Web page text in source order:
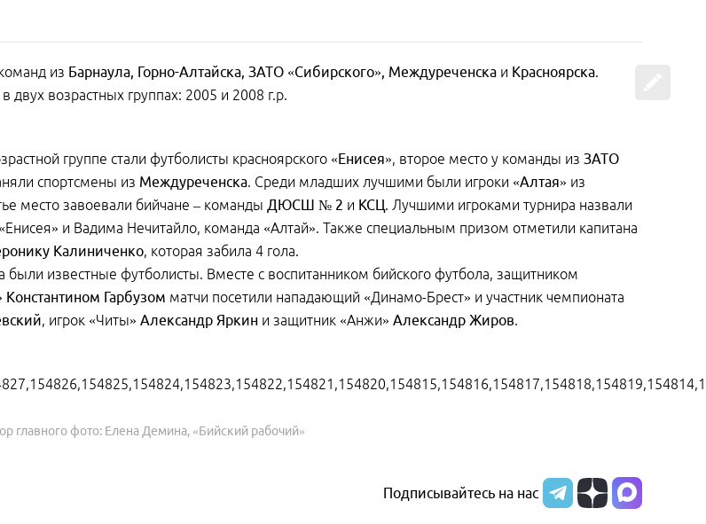
из Барнаула, Горно-Алтайска, ЗАТО «Сибирского», Междуреченска и Красноярска.
двух возрастных группах: 2005 и 2008 г.р.
группе стали футболисты красноярского «Енисея», второе место у команды из ЗАТО
спортсмены из Междуреченска. Среди младших лучшими были игроки «Алтая» из
место завоевали бийчане – команды ДЮСШ № 2 и КСЦ. Лучшими игроками турнира назвали
и Вадима Нечитайло, команда «Алтай». Также специальным призом отметили капитана
Калиниченко, которая забила 4 гола.
были известные футболисты. Вместе с воспитанником бийского футбола, защитником
Константином Гарбузом матчи посетили нападающий «Динамо-Брест» и участник чемпионата
, игрок «Читы» Александр Яркин и защитник «Анжи» Александр Жиров.
главного фото: Елена Демина, «Бийский рабочий»
Подписывайтесь на нас